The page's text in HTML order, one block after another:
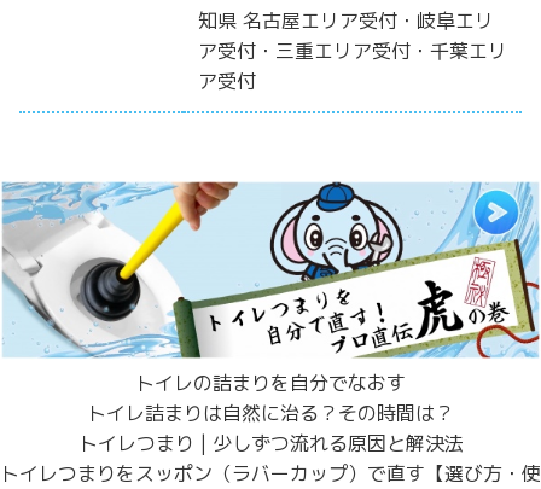
知県 名古屋エリア受付・岐阜エリ
ア受付・三重エリア受付・千葉エリ
ア受付
トイレの詰まりを自分でなおす
トイレ詰まりは自然に治る？その時間は？
トイレつまり | 少しずつ流れる原因と解決法
トイレつまりをスッポン（ラバーカップ）で直す【選び方・使